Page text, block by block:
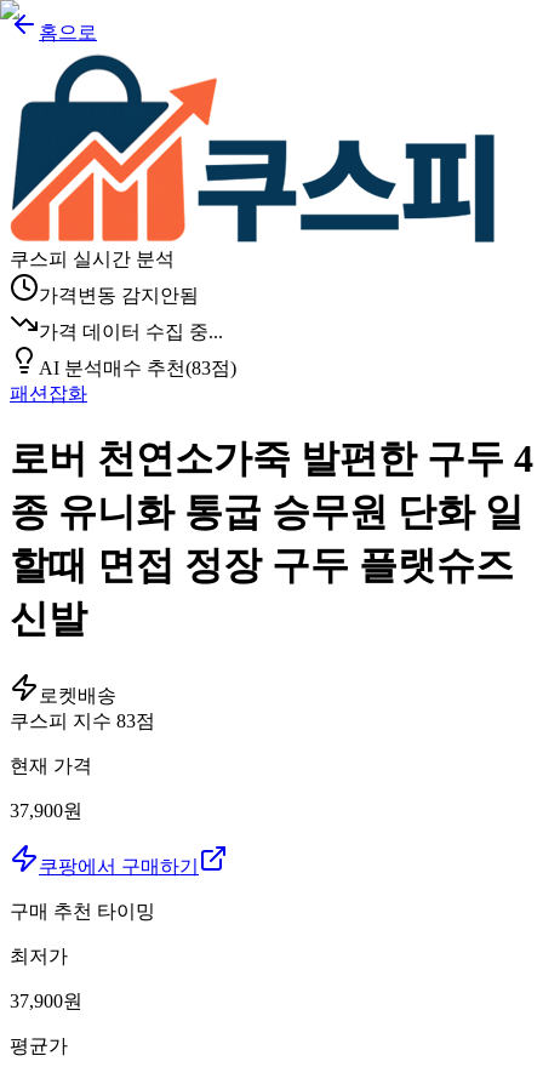
홈으로
쿠스피 실시간 분석
가격변동 감지안됨
가격 데이터 수집 중...
AI 분석매수 추천(83점)
패션잡화
로버 천연소가죽 발편한 구두 4
종 유니화 통굽 승무원 단화 일
할때 면접 정장 구두 플랫슈즈
신발
로켓배송
쿠스피 지수 83점
현재 가격
37,900원
쿠팡에서 구매하기
구매 추천 타이밍
최저가
37,900원
평균가